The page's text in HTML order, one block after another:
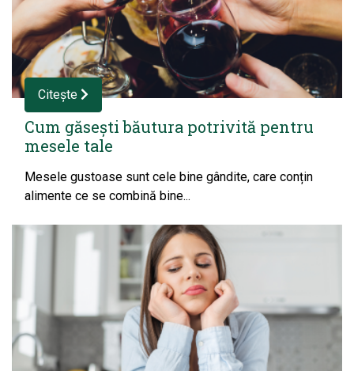
Citește
Cum găsești băutura potrivită pentru
mesele tale
Mesele gustoase sunt cele bine gândite, care conțin
alimente ce se combină bine...